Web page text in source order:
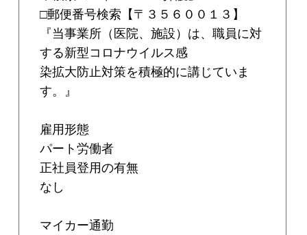
□郵便番号検索【〒３５６００１３】
『当事業所（医院、施設）は、職員に対
する新型コロナウイルス感
染拡大防止対策を積極的に講じていま
す。』
雇用形態
パート労働者
正社員登用の有無
なし
マイカー通勤